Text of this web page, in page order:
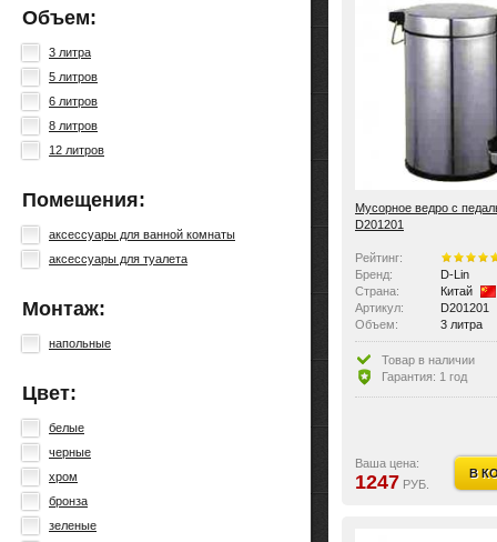
Объем:
3 литра
5 литров
6 литров
8 литров
12 литров
Помещения:
аксессуары для ванной комнаты
аксессуары для туалета
Монтаж:
напольные
Цвет:
белые
черные
хром
бронза
зеленые
Мусорное ведро с
D201201
Рейтинг:
Бренд:
D-Lin
Страна:
Китай
Артикул:
D201201
Объем:
3 литра
Товар в наличии
Гарантия: 1 год
Ваша цена:
1247 РУБ.
В